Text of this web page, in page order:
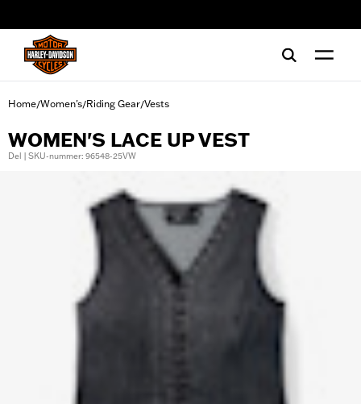
Home/Women's/Riding Gear/Vests
WOMEN'S LACE UP VEST
Del | SKU-nummer: 96548-25VW